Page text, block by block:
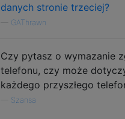
danych stronie trzeciej?
GAThrawn
Czy pytasz o wymazanie
telefonu, czy może
każdego przyszłego
Szansa